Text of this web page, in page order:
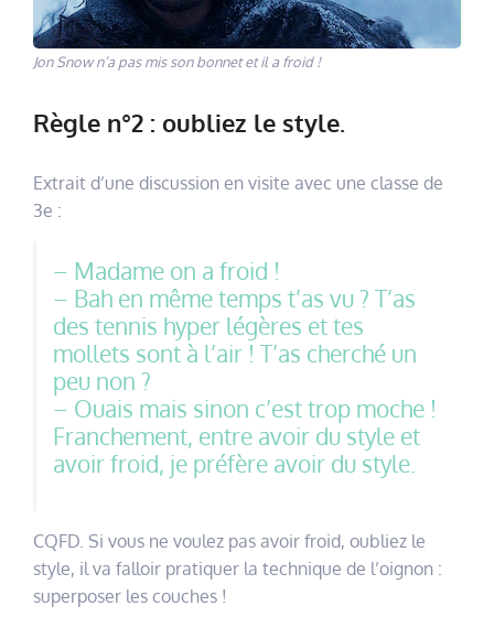
Jon Snow n’a pas mis son bonnet et il a froid !
Règle n°2 : oubliez le style.
Extrait d’une discussion en visite avec une classe de
3e :
– Madame on a froid !
– Bah en même temps t’as vu ? T’as
des tennis hyper légères et tes
mollets sont à l’air ! T’as cherché un
peu non ?
– Ouais mais sinon c’est trop moche !
Franchement, entre avoir du style et
avoir froid, je préfère avoir du style.
CQFD. Si vous ne voulez pas avoir froid, oubliez le
style, il va falloir pratiquer la technique de l’oignon :
superposer les couches !